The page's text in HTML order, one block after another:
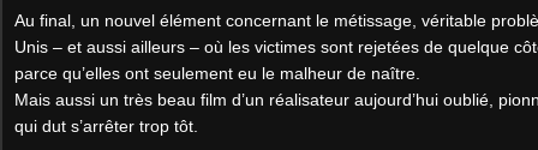
Au final, un nouvel élément concernant le métissage, véritable
Unis – et aussi ailleurs – où les victimes sont rejetées de quelque
parce qu’elles ont seulement eu le malheur de naître.
Mais aussi un très beau film d’un réalisateur aujourd’hui oublié,
qui dut s’arrêter trop tôt.